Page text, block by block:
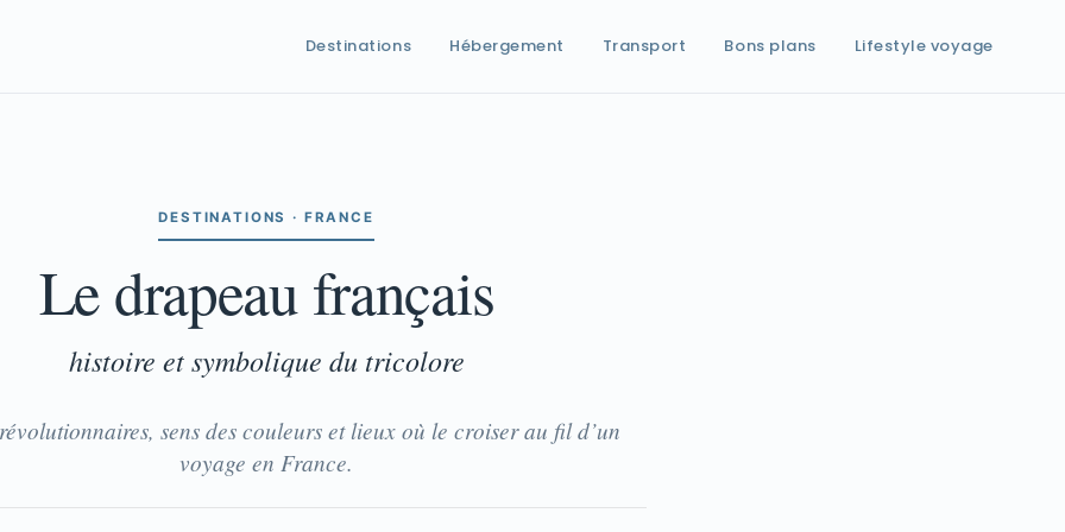
Destinations Hébergement Transport Bons plans Lifestyle voyage
DESTINATIONS · FRANCE
Le drapeau français
histoire et symbolique du tricolore
sens des couleurs et lieux où le croiser au fil d’un
voyage en France.